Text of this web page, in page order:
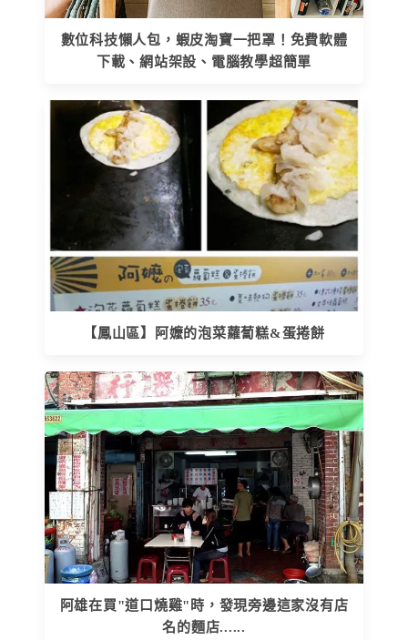
數位科技懶人包，蝦皮淘寶一把罩！免費軟體
下載、網站架設、電腦教學超簡單
【鳳山區】阿嬤的泡菜蘿蔔糕&蛋捲餅
阿雄在買"道口燒雞"時，發現旁邊這家沒有店
名的麵店......